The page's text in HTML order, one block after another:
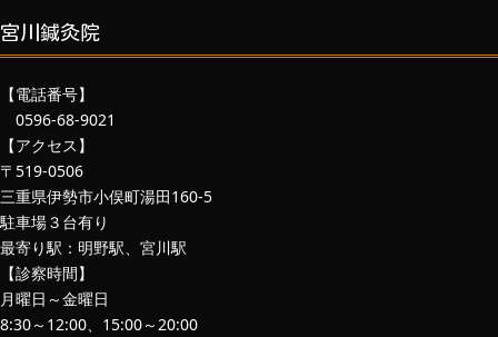
宮川鍼灸院
【電話番号】
0596-68-9021
【アクセス】
〒519-0506
三重県伊勢市小俣町湯田160-5
駐車場３台有り
最寄り駅：明野駅、宮川駅
【診察時間】
月曜日～金曜日
8:30～12:00、15:00～20:00